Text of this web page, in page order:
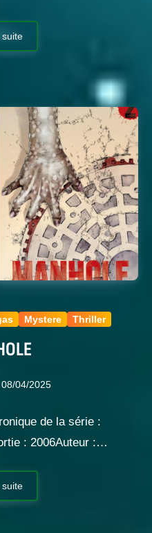
suite
Mystere Thriller
08/04/2025
de la série :
: 2006Auteur :…
suite